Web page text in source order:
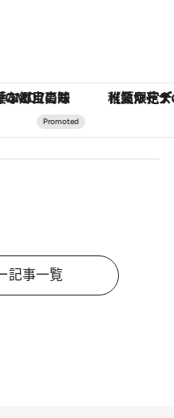
カーナの郷土料理の手法で満喫！
記事一覧